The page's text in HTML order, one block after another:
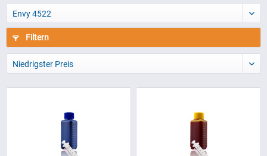
Envy 4522
Filtern
Niedrigster Preis